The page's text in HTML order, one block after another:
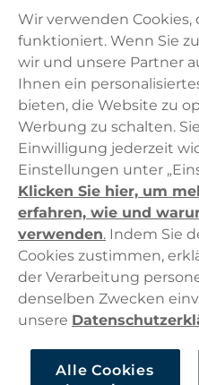
Mo/Di/Fr: 09–17 Uhr (Pause
Wir verwenden
funktioniert. Wenn Sie
wir und unsere Partner
Ihnen ein
bieten, die Website zu
Werbung zu schalten.
Einwilligung jederzeit
Einstellungen unter
Klicken Sie hier, um
erfahren, wie und
verwenden. Indem Sie
Cookies zustimmen,
der Verarbeitung
denselben Zwecken
unsere
Alle Cookies